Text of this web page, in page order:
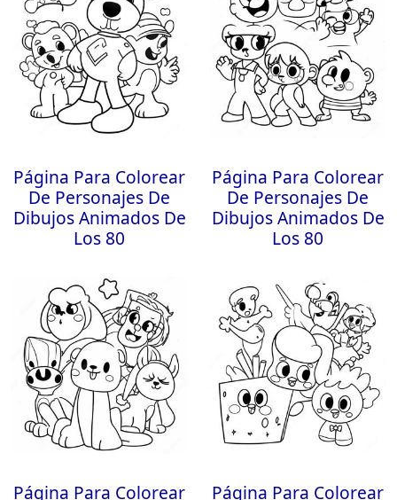
Página Para Colorear
De Personajes De
Dibujos Animados De
Los 80
Página Para Colorear
De Personajes De
Dibujos Animados De
Los 80
Página Para Colorear
Página Para Colorear